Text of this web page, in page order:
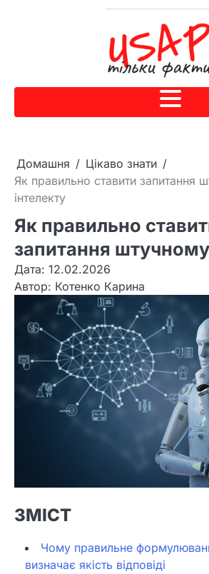
Домашня
Цікаво знати
Як правильно ставити запитання
інтелекту
Як правильно
запитання штучному
Дата: 12.02.2026
Автор: Котенко Карина
ЗМІСТ
Чому правильне
визначає якість відповіді